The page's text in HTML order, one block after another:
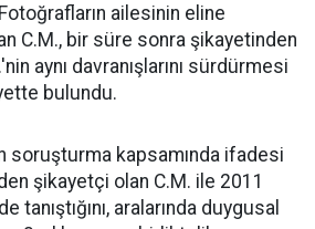
ailesinin eline
C.M., bir süre sonra şikayetinden
aynı davranışlarını sürdürmesi
bulundu.
soruşturma kapsamında ifadesi
şikayetçi olan C.M. ile 2011
tanıştığını, aralarında duygusal